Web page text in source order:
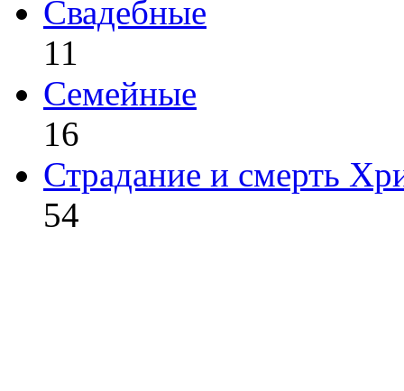
Свадебные
11
Семейные
16
Страдание и смерть
54